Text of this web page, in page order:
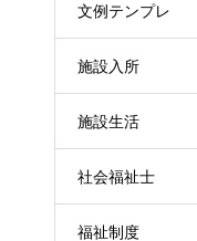
文例テンプレ
施設入所
施設生活
社会福祉士
福祉制度